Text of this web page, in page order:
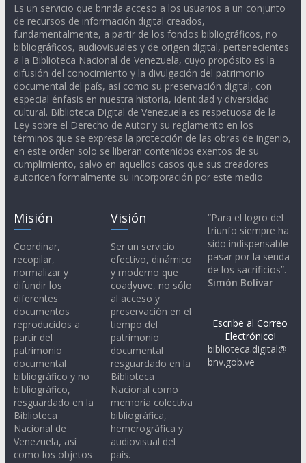
Es un servicio que brinda acceso a los usuarios a un conjunto
de recursos de información digital creados,
fundamentalmente, a partir de los fondos bibliográficos, no
bibliográficos, audiovisuales y de origen digital, pertenecientes
a la Biblioteca Nacional de Venezuela, cuyo propósito es la
difusión del conocimiento y la divulgación del patrimonio
documental del país, así como su preservación digital, con
especial énfasis en nuestra historia, identidad y diversidad
cultural. Biblioteca Digital de Venezuela es respetuosa de la
Ley sobre el Derecho de Autor y su reglamento en los
términos que se expresa la protección de las obras de ingenio,
en este orden solo se liberan contenidos exentos de su
cumplimiento, salvo en aquellos casos que sus creadores
autoricen formalmente su incorporación por este medio
Misión
Coordinar,
recopilar,
normalizar y
difundir los
diferentes
documentos
reproducidos a
partir del
patrimonio
documental
bibliográfico y no
bibliográfico,
resguardado en la
Biblioteca
Nacional de
Venezuela, así
como los objetos
Visión
Ser un servicio
efectivo, dinámico
y moderno que
coadyuve, no sólo
al acceso y
preservación en el
tiempo del
patrimonio
documental
resguardado en la
Biblioteca
Nacional como
memoria colectiva
bibliográfica,
hemerográfica y
audiovisual del
país.
“Para el logro del
triunfo siempre ha
sido indispensable
pasar por la senda
de los sacrificios”.
Simón Bolívar
Escribe al Correo
Electrónico!
biblioteca.digital@
bnv.gob.ve